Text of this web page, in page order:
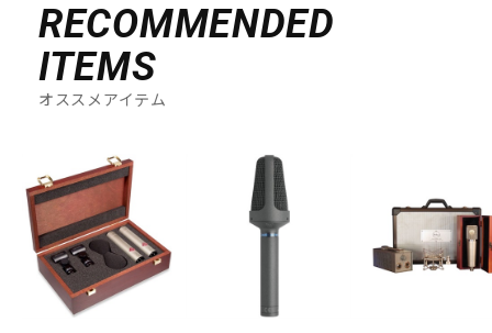
RECOMMENDED
ITEMS
オススメアイテム